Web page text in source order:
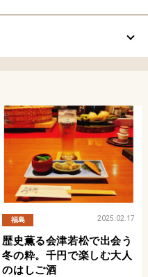
福島 2025.02.17
歴史薫る会津若松で出会う
冬の粋。千円で楽しむ大人
のはしご酒